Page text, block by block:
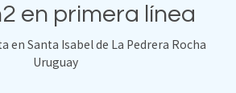
en primera línea
en Santa Isabel de La Pedrera Rocha
Uruguay